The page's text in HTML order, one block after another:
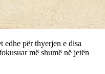
edhe për thyerjen e disa
më shumë në jetën